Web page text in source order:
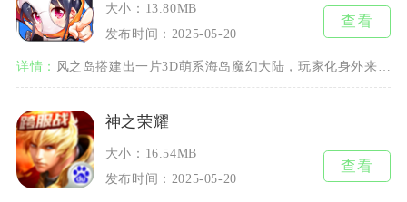
大小：13.80MB
发布时间：2025-05-20
查看
详情： 风之岛搭建出一片3D萌系海岛魔幻大陆，玩家化身外来冒险者，深入蘑菇岛屿探索潜藏的秘密，兼顾
神之荣耀
大小：16.54MB
发布时间：2025-05-20
查看